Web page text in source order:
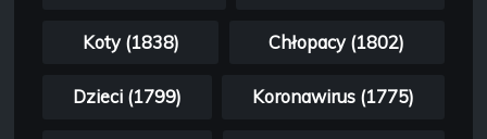
Koty (1838) Chłopacy (1802)
Dzieci (1799) Koronawirus (1775)